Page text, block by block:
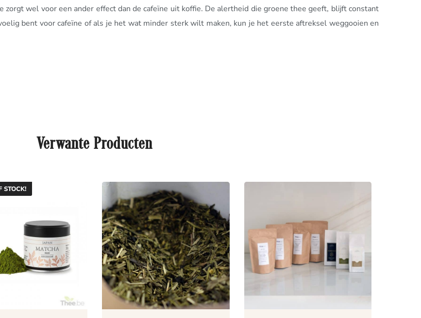
zorgt wel voor een ander effect dan de cafeïne uit koffie. De alertheid die groene thee geeft, blijft constant
bent voor cafeïne of als je het wat minder sterk wilt maken, kun je het eerste aftreksel weggooien en
Verwante Producten
STOCK!